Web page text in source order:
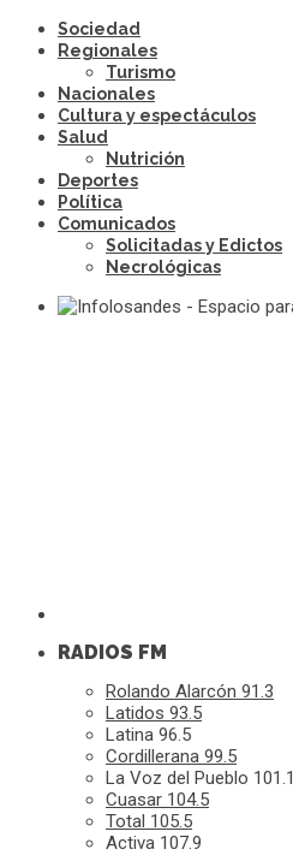
Sociedad
Regionales
Turismo
Nacionales
Cultura y espectáculos
Salud
Nutrición
Deportes
Política
Comunicados
Solicitadas y Edictos
Necrológicas
RADIOS FM
Rolando Alarcón 91.3
Latidos 93.5
Latina 96.5
Cordillerana 99.5
La Voz del Pueblo 101.1
Cuasar 104.5
Total 105.5
Activa 107.9